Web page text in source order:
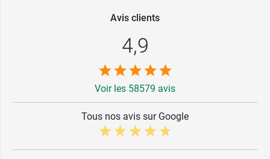
Avis clients
4,9
Voir les 58579 avis
Tous nos avis sur Google